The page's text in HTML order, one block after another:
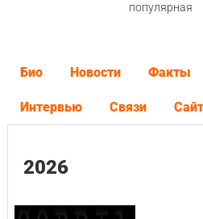
популярная
Био Новости Факты
Интервью Связи
2026